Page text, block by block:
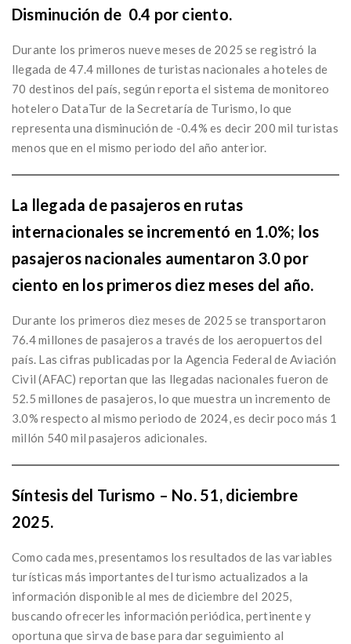
Disminución de 0.4 por ciento.
Durante los primeros nueve meses de 2025 se registró la
llegada de 47.4 millones de turistas nacionales a hoteles de
70 destinos del país, según reporta el sistema de monitoreo
hotelero DataTur de la Secretaría de Turismo, lo que
representa una disminución de -0.4% es decir 200 mil turistas
menos que en el mismo periodo del año anterior.
La llegada de pasajeros en rutas
internacionales se incrementó en 1.0%; los
pasajeros nacionales aumentaron 3.0 por
ciento en los primeros diez meses del año.
Durante los primeros diez meses de 2025 se transportaron
76.4 millones de pasajeros a través de los aeropuertos del
país. Las cifras publicadas por la Agencia Federal de Aviación
Civil (AFAC) reportan que las llegadas nacionales fueron de
52.5 millones de pasajeros, lo que muestra un incremento de
3.0% respecto al mismo periodo de 2024, es decir poco más 1
millón 540 mil pasajeros adicionales.
Síntesis del Turismo – No. 51, diciembre
2025.
Como cada mes, presentamos los resultados de las variables
turísticas más importantes del turismo actualizados a la
información disponible al mes de diciembre del 2025,
buscando ofrecerles información periódica, pertinente y
oportuna que sirva de base para dar seguimiento al